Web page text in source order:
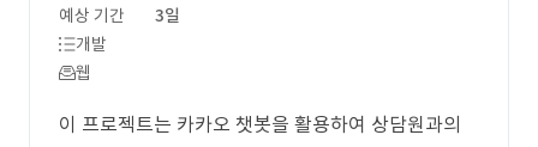
예상 기간
3일
개발
웹
이 프로젝트는 카카오 챗봇을 활용하여 상담원과의